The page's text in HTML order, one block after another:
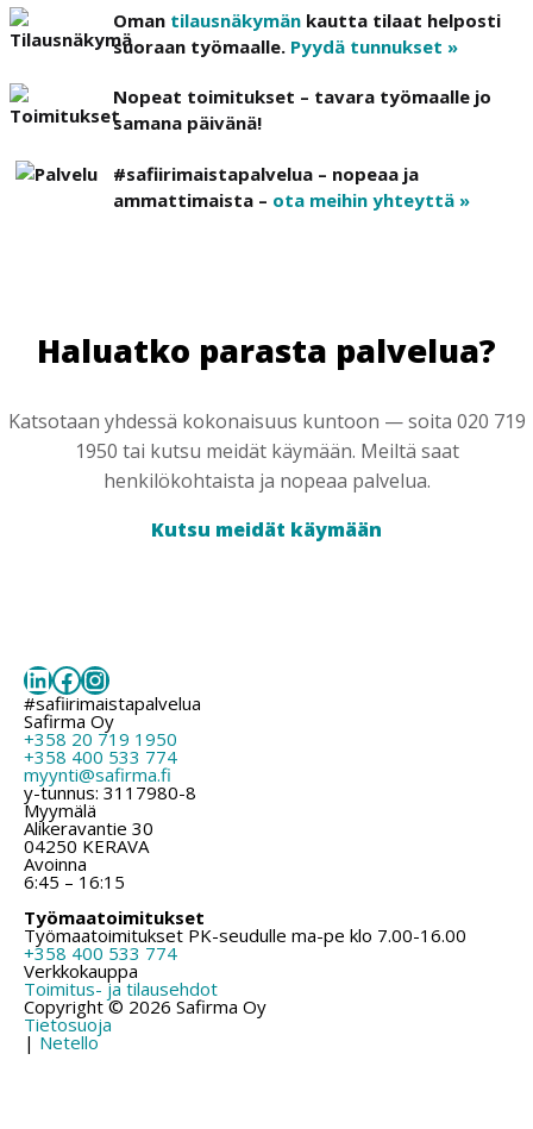
Oman tilausnäkymän kautta tilaat helposti
suoraan työmaalle. Pyydä tunnukset »
Nopeat toimitukset – tavara työmaalle jo
samana päivänä!
#safiirimaistapalvelua – nopeaa ja
ammattimaista – ota meihin yhteyttä »
Haluatko parasta palvelua?
Katsotaan yhdessä kokonaisuus kuntoon — soita 020 719
1950 tai kutsu meidät käymään. Meiltä saat
henkilökohtaista ja nopeaa palvelua.
Kutsu meidät käymään
LinkedIn
Facebook
Instagram
#safiirimaistapalvelua
Safirma Oy
+358 20 719 1950
+358 400 533 774
myynti@safirma.fi
y-tunnus: 3117980-8
Myymälä
Alikeravantie 30
04250 KERAVA
Avoinna
6:45 – 16:15
Työmaatoimitukset
Työmaatoimitukset PK-seudulle ma-pe klo 7.00-16.00
+358 400 533 774
Verkkokauppa
Toimitus- ja tilausehdot
Copyright © 2026 Safirma Oy
Tietosuoja
| Netello